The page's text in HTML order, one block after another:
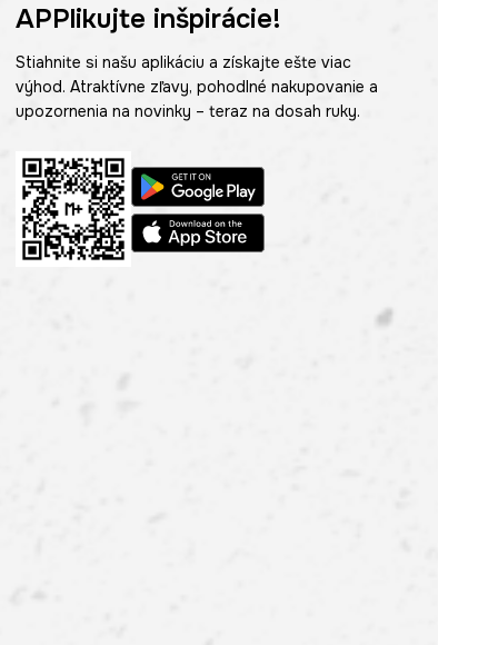
APPlikujte inšpirácie!
Stiahnite si našu aplikáciu a získajte ešte viac
výhod. Atraktívne zľavy, pohodlné nakupovanie a
upozornenia na novinky – teraz na dosah ruky.